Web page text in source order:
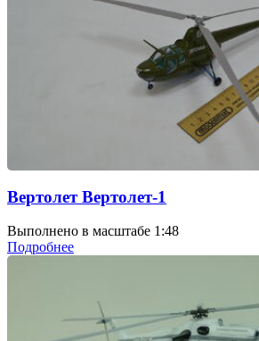
Вертолет Вертолет-1
Выполнено в масштабе 1:48
Подробнее